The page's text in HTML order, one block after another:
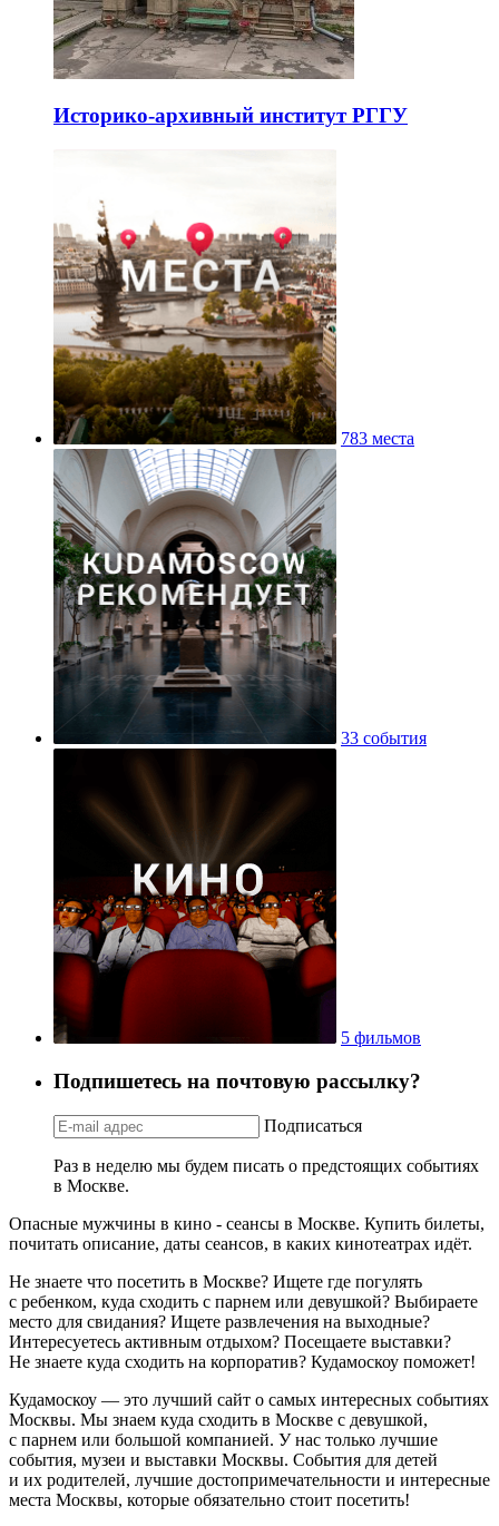
Историко-архивный институт РГГУ
783 места
33 события
5 фильмов
Подпишетесь на почтовую рассылку?
Подписаться
Раз в неделю мы будем писать о предстоящих событиях
в Москве.
Опасные мужчины в кино - сеансы в Москве. Купить билеты,
почитать описание, даты сеансов, в каких кинотеатрах идёт.
Не знаете что посетить в Москве? Ищете где погулять
с ребенком, куда сходить с парнем или девушкой? Выбираете
место для свидания? Ищете развлечения на выходные?
Интересуетесь активным отдыхом? Посещаете выставки?
Не знаете куда сходить на корпоратив? Кудамоскоу поможет!
Кудамоскоу — это лучший сайт о самых интересных событиях
Москвы. Мы знаем куда сходить в Москве с девушкой,
с парнем или большой компанией. У нас только лучшие
события, музеи и выставки Москвы. События для детей
и их родителей, лучшие достопримечательности и интересные
места Москвы, которые обязательно стоит посетить!